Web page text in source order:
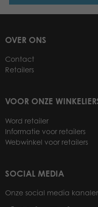
OVER ONS
Contact
Retailers
VOOR ONZE
Word retailer
Informatie voor retailers
Webwinkel voor retailers
SOCIAL MEDIA
Onze social media